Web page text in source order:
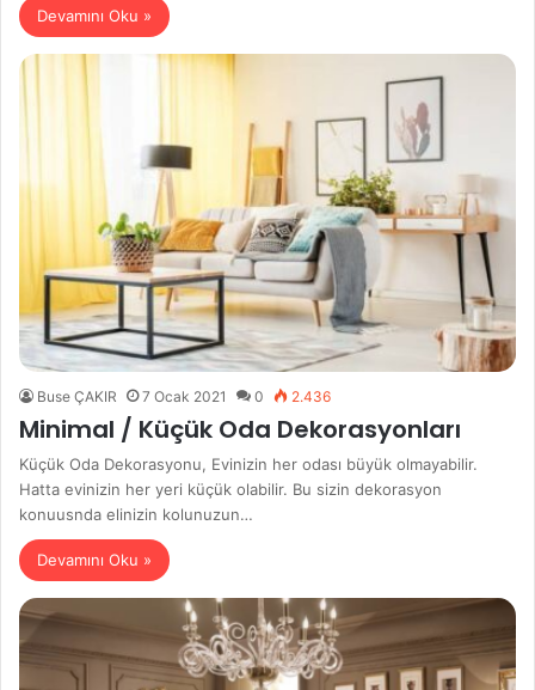
Devamını Oku »
Buse ÇAKIR 7 Ocak 2021 0 2.436
Minimal / Küçük Oda Dekorasyonları
Küçük Oda Dekorasyonu, Evinizin her odası büyük olmayabilir.
Hatta evinizin her yeri küçük olabilir. Bu sizin dekorasyon
konuusnda elinizin kolunuzun…
Devamını Oku »